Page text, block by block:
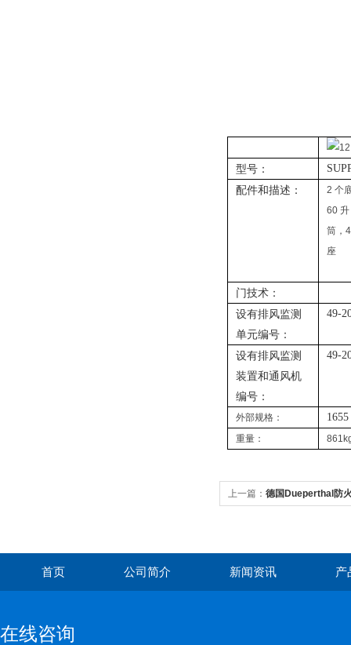
型号：
配件和描述：
2 个
60
筒，
座
门技术：
设有排风监测
单元编号：
49-
设有排风监测
装置和通风机
编号：
49-
外部规格：
重量：
上一篇： 德国Dueperthal防
首页 公司简介 新闻资讯 产
在线咨询